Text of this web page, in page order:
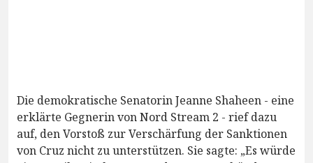
Die demokratische Senatorin Jeanne Shaheen - eine
erklärte Gegnerin von Nord Stream 2 - rief dazu
auf, den Vorstoß zur Verschärfung der Sanktionen
von Cruz nicht zu unterstützen. Sie sagte: „Es würde